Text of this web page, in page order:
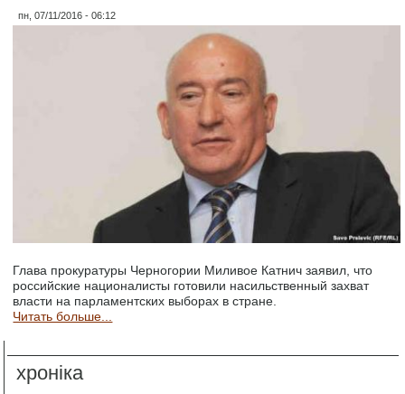
пн, 07/11/2016 - 06:12
Глава прокуратуры Черногории Миливое Катнич заявил, что
российские националисты готовили насильственный захват
власти на парламентских выборах в стране.
Читать больше...
хроніка